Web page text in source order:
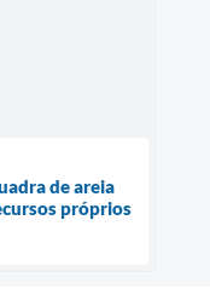
de areia
próprios